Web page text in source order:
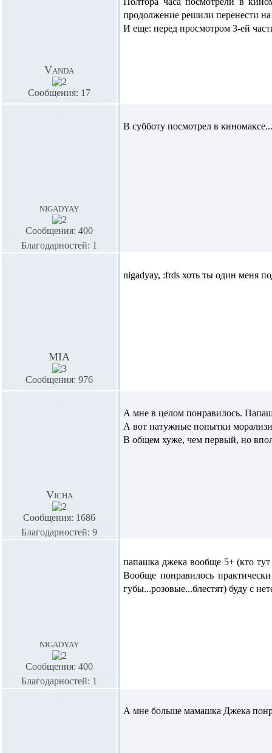
Vanda
Сообщения: 17
продолжение решили перенести
И еще: перед просмотром 3-ей
nigadyay
Сообщения: 400
Благодарностей: 1
В субботу посмотрел в
MIA
Сообщения: 976
nigadyay, :frds хоть ты один меня
Vicha
Сообщения: 1686
Благодарностей: 9
А мне в целом понравилось.
А вот натужные попытки
В общем хуже, чем первый, но
nigadyay
Сообщения: 400
Благодарностей: 1
папашка джека вообще 5+ (кто
Вообще понравилось
губы...розовые...блестят) буду с
А мне больше мамашка Джека